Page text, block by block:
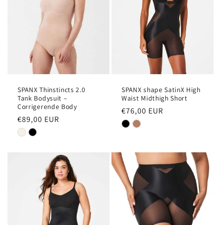
SPANX Thinstincts 2.0
Tank Bodysuit –
Corrigerende Body
Normale
prijs
€89,00 EUR
SPANX shape SatinX High
Waist Midthigh Short
Normale
prijs
€76,00 EUR